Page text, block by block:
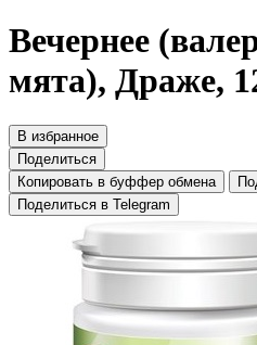
Вечернее
мята), Драже,
В избранное
Поделиться
Копировать в буффер обмена
Поделиться в Telegram